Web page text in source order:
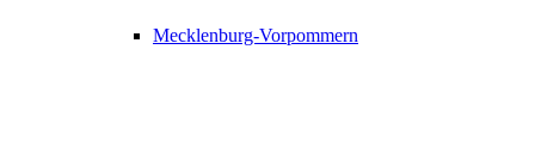
Mecklenburg-Vorpommern